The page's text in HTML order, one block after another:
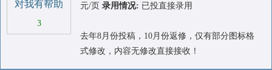
对我有帮助
3
元/页 录用情况: 已投直接录用
去年8月份投稿，10月份返修，仅有部分图标格
式修改，内容无修改直接接收！